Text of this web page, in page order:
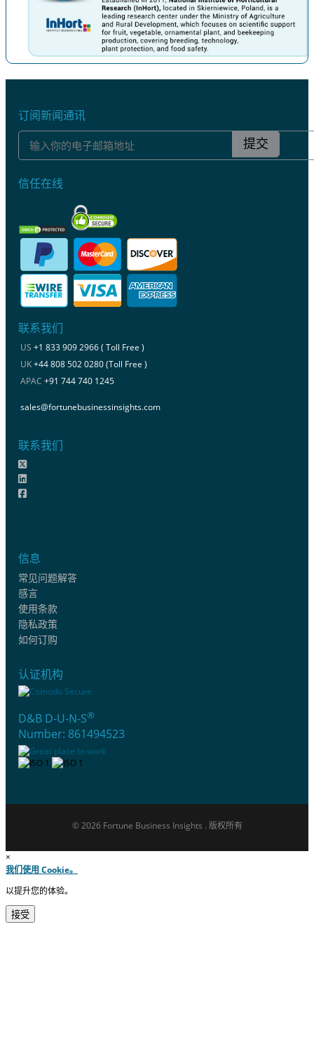
订阅新闻通讯
提交
信任在线
联系我们
US +1 833 909 2966 ( Toll Free )
UK+44 808 502 0280 (Toll Free )
APAC +91 744 740 1245
sales@fortunebusinessinsights.com
联系我们
信息
常见问题解答
感言
使用条款
隐私政策
如何订购
认证机构
D&B D-U-N-S®
Number: 861494523
© 2026 Fortune Business Insights . 版权所有
×
我们使用 Cookie。
以提升您的体验。
接受